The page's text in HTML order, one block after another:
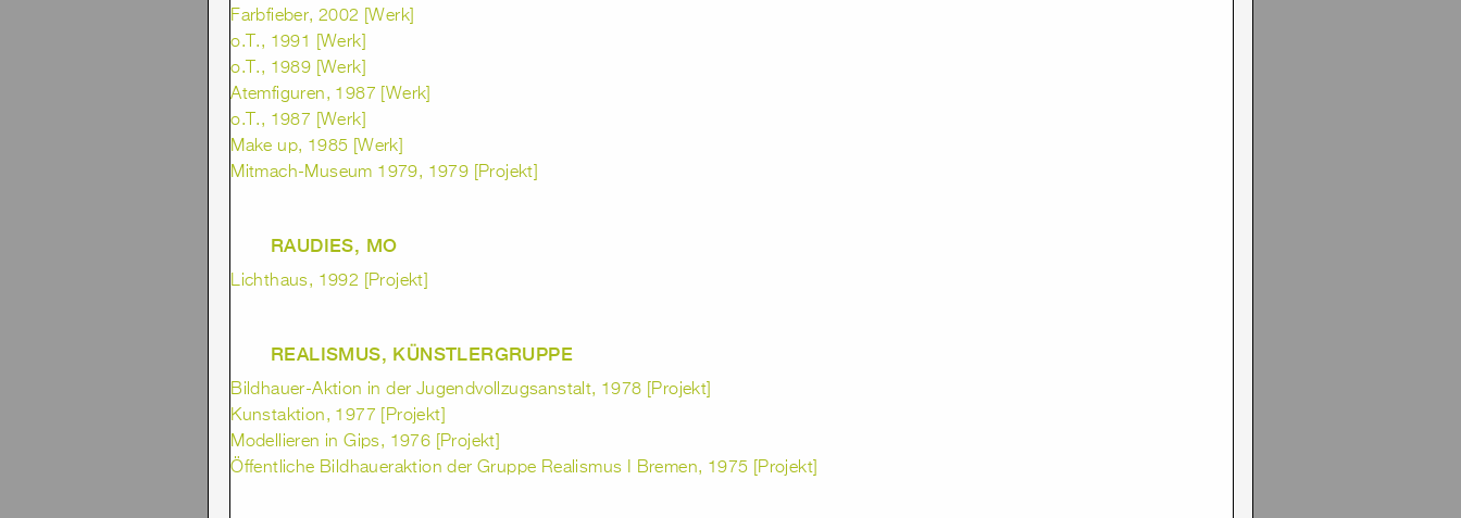
Farbfieber, 2002 [Werk]
o.T., 1991 [Werk]
o.T., 1989 [Werk]
Atemfiguren, 1987 [Werk]
o.T., 1987 [Werk]
Make up, 1985 [Werk]
Mitmach-Museum 1979, 1979 [Projekt]
RAUDIES, MO
Lichthaus, 1992 [Projekt]
REALISMUS, KÜNSTLERGRUPPE
Bildhauer-Aktion in der Jugendvollzugsanstalt, 1978 [Projekt]
Kunstaktion, 1977 [Projekt]
Modellieren in Gips, 1976 [Projekt]
Öffentliche Bildhaueraktion der Gruppe Realismus I Bremen, 1975 [Projekt]